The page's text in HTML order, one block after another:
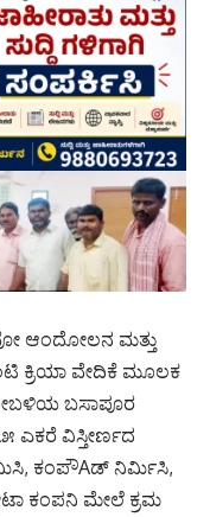
ಆಂದೋಲನ ಮತ್ತು
ಕ್ರಿಯಾ ವೇದಿಕೆ ಮೂಲಕ
ಬಸಾಪೂರ
ಎಕರೆ ವಿಸ್ತೀರ್ಣದ
ಕಂಪೌAಡ್ ನಿರ್ಮಿಸಿ,
ಕಂಪನಿ ಮೇಲೆ ಕ್ರಮ